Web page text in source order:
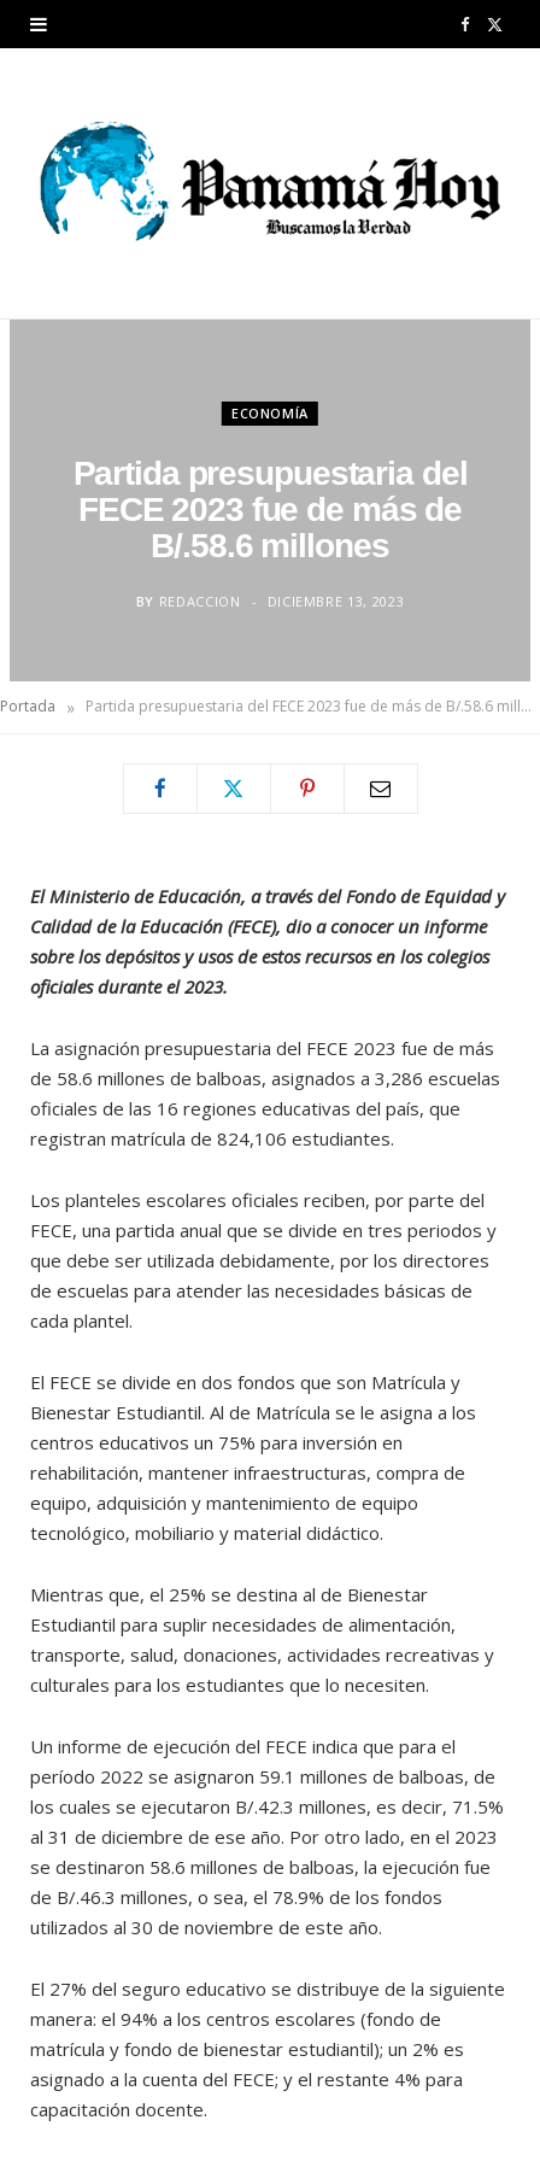
F
b
ECONOMÍA
Partida presupuestaria del
FECE 2023 fue de más de
B/.58.6 millones
BY REDACCION DICIEMBRE 13, 2023
Portada » Partida presupuestaria del FECE 2023 fue de más de B/.58.6 millones
El Ministerio de Educación, a través del Fondo de Equidad y
Calidad de la Educación (FECE), dio a conocer un informe
sobre los depósitos y usos de estos recursos en los colegios
oficiales durante el 2023.
La asignación presupuestaria del FECE 2023 fue de más
de 58.6 millones de balboas, asignados a 3,286 escuelas
oficiales de las 16 regiones educativas del país, que
registran matrícula de 824,106 estudiantes.
Los planteles escolares oficiales reciben, por parte del
FECE, una partida anual que se divide en tres periodos y
que debe ser utilizada debidamente, por los directores
de escuelas para atender las necesidades básicas de
cada plantel.
El FECE se divide en dos fondos que son Matrícula y
Bienestar Estudiantil. Al de Matrícula se le asigna a los
centros educativos un 75% para inversión en
rehabilitación, mantener infraestructuras, compra de
equipo, adquisición y mantenimiento de equipo
tecnológico, mobiliario y material didáctico.
Mientras que, el 25% se destina al de Bienestar
Estudiantil para suplir necesidades de alimentación,
transporte, salud, donaciones, actividades recreativas y
culturales para los estudiantes que lo necesiten.
Un informe de ejecución del FECE indica que para el
período 2022 se asignaron 59.1 millones de balboas, de
los cuales se ejecutaron B/.42.3 millones, es decir, 71.5%
al 31 de diciembre de ese año. Por otro lado, en el 2023
se destinaron 58.6 millones de balboas, la ejecución fue
de B/.46.3 millones, o sea, el 78.9% de los fondos
utilizados al 30 de noviembre de este año.
El 27% del seguro educativo se distribuye de la siguiente
manera: el 94% a los centros escolares (fondo de
matrícula y fondo de bienestar estudiantil); un 2% es
asignado a la cuenta del FECE; y el restante 4% para
capacitación docente.